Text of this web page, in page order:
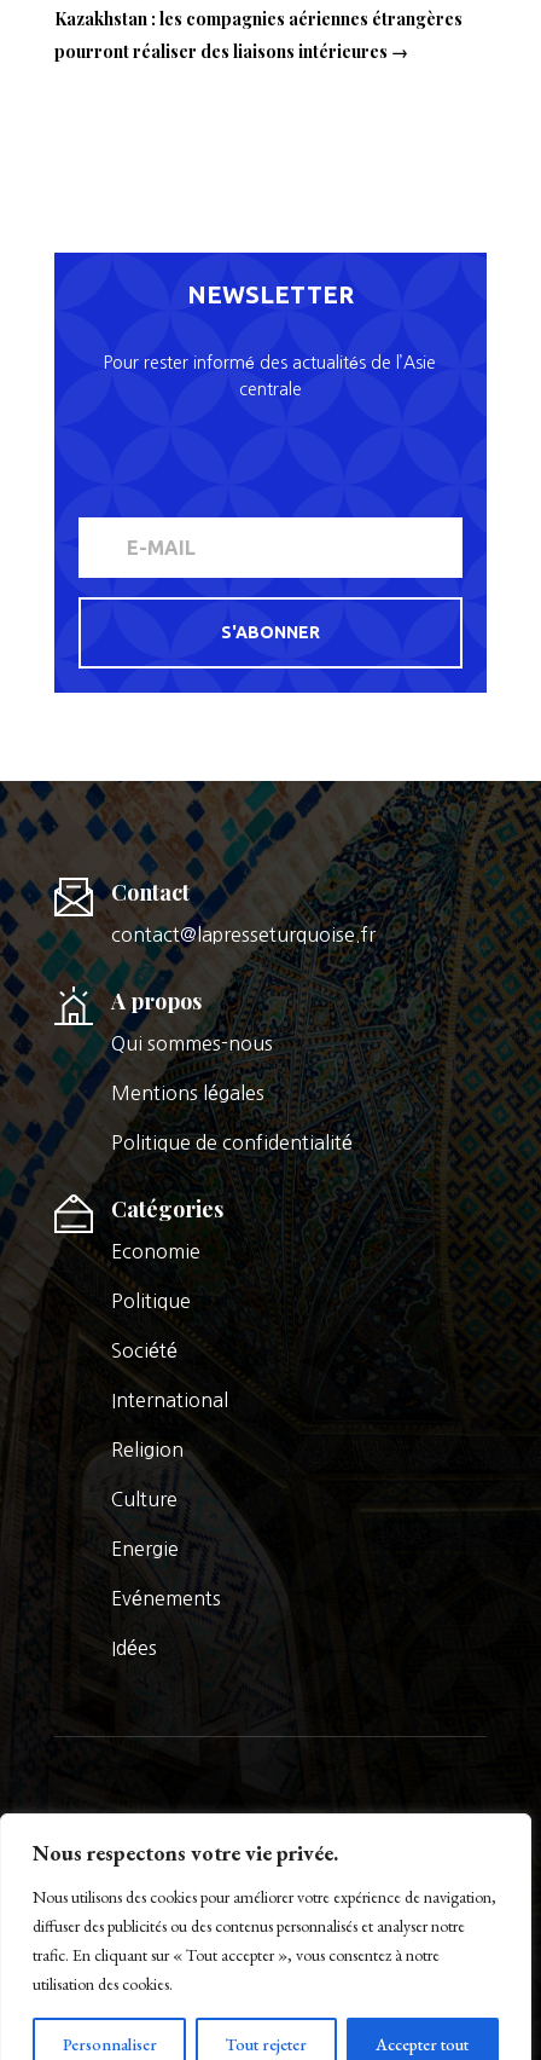
Nous respectons votre vie privée.
Nous utilisons des cookies pour améliorer votre expérience de navigation,
diffuser des publicités ou des contenus personnalisés et analyser notre
trafic. En cliquant sur « Tout accepter », vous consentez à notre
utilisation des cookies.
Personnaliser Tout rejeter Accepter tout
Kazakhstan : les compagnies aériennes étrangères
pourront réaliser des liaisons intérieures →
NEWSLETTER
Pour rester informé des actualités de l’Asie
centrale
S'ABONNER
Contact
contact@lapresseturquoise.fr
A propos
Qui sommes-nous
Mentions légales
Politique de confidentialité
Catégories
Economie
Politique
Société
International
Religion
Culture
Energie
Evénements
Idées
Créé par Maestro of IT – www.m-o-i.fr